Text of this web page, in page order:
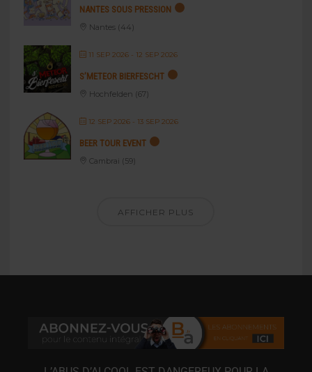
NANTES SOUS PRESSION
Nantes (44)
11 SEP 2026- 12 SEP 2026
S’METEOR BIERFESCHT
Hochfelden (67)
12 SEP 2026- 13 SEP 2026
BEER TOUR EVENT
Cambrai (59)
AFFICHER PLUS